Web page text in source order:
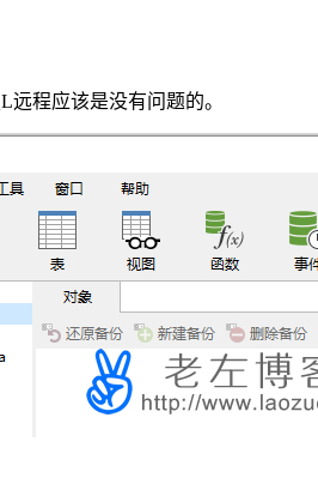
程应该是没有问题的。